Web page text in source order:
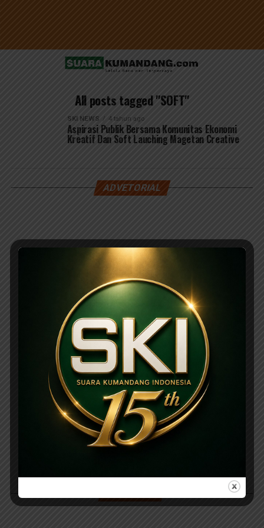
All posts tagged "SOFT"
SKI NEWS 4 tahun ago
Aspirasi Publik Bersama Komunitas Ekonomi
Kreatif Dan Soft Lauching Magetan Creative
ADVETORIAL